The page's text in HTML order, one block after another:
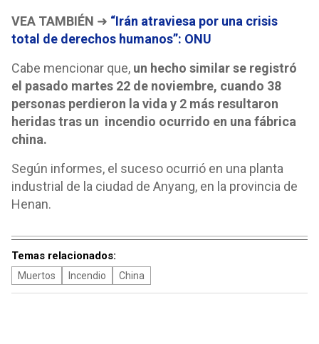
VEA TAMBIÉN ➜ “Irán atraviesa por una crisis
total de derechos humanos”: ONU
Cabe mencionar que, un hecho similar se registró
el pasado martes 22 de noviembre, cuando 38
personas perdieron la vida y 2 más resultaron
heridas tras un incendio ocurrido en una fábrica
china.
Según informes, el suceso ocurrió en una planta
industrial de la ciudad de Anyang, en la provincia de
Henan.
Temas relacionados:
Muertos Incendio China